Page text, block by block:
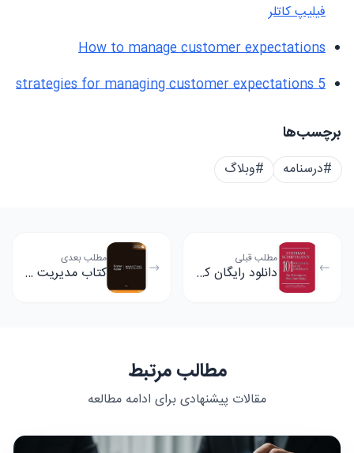
فیلیپ کاتلر
How to manage customer expectations
5 strategies for managing customer expectations
برچسب‌ها
#درسنامه #وبلاگ
مطلب قبلی
دانلود رایگان کتاب 101 استراتژی فروش موفق نوشته استفان شیفمن
مطلب بعدی
کتاب مدیریت بازاریابی نوشته کاتلر و کلر | دانلود رایگان کتاب...
مطالب مرتبط
مقالات پیشنهادی برای ادامه مطالعه